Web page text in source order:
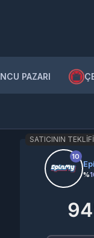
PAZARI
SATICININ TEKLIFI
10
%